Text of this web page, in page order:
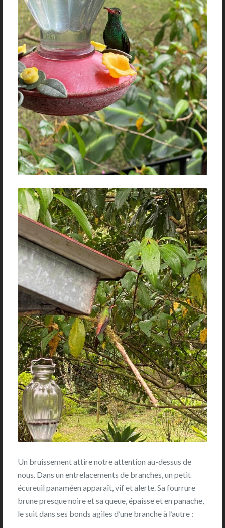
Un bruissement attire notre attention au-dessus de
nous. Dans un entrelacements de branches, un petit
écureuil panaméen apparaît, vif et alerte. Sa fourrure
brune presque noire et sa queue, épaisse et en panache,
le suit dans ses bonds agiles d’une branche à l’autre :